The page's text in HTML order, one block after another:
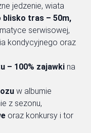
jedzenie, wiata
blisko tras – 50m,
serwisowej,
kondycyjnego oraz
– 100% zajawki na
w albumie
z sezonu,
oraz konkursy i tor